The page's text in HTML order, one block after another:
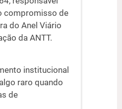
compromisso de
do Anel Viário
da ANTT.
institucional
raro quando
de